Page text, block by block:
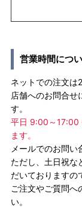
営業時間につ
ネットでの注文は
店舗へのお問合せ
す。
平日 9:00～17:00
ます。
メールでのお問い
ただし、土日祝な
だいておりますの
ご注文やご質問へ
い。